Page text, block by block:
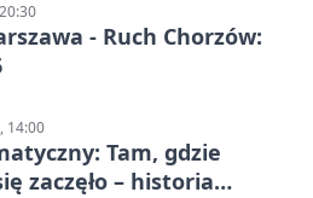
- Ruch Chorzów:
14:00
Tam, gdzie
zaczęło – historia